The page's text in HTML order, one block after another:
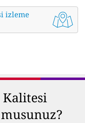
izleme
Kalitesi